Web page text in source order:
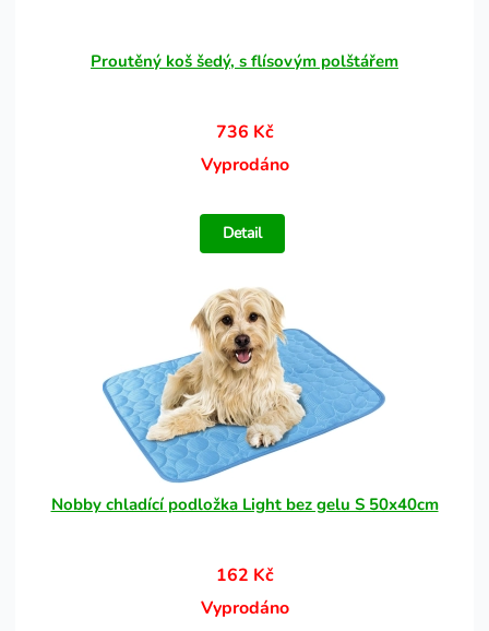
Proutěný koš šedý, s flísovým polštářem
736 Kč
Vyprodáno
Detail
Nobby chladící podložka Light bez gelu S 50x40cm
162 Kč
Vyprodáno